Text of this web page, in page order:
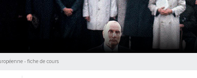
- fiche de cours